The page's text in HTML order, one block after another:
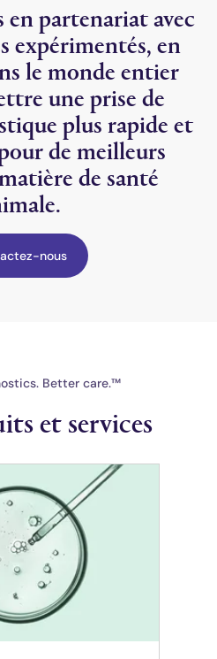
partenariat avec
expérimentés, en
le monde entier
une prise de
plus rapide et
de meilleurs
de santé
nous
Better care.™
et services